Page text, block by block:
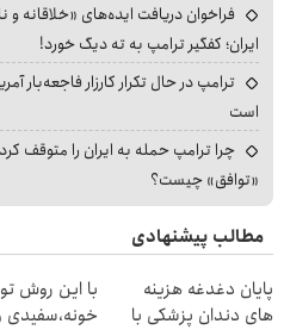
فراخوان دریافت ایده‌های «خلاقانه و
ایران؛ کفگیر ترامپ به ته دیگ خورد!
ترامپ در حال تکرار کارزار فاجعه‌بار
است
چرا ترامپ حمله به ایران را متوقف
«توافق» چیست؟
مطالب پیشنهادی
پایان دغدغه هزینه
های دندان پزشکی با
با این روش
خونه،سفیدی